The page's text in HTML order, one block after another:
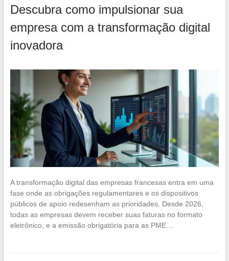
Descubra como impulsionar sua
empresa com a transformação digital
inovadora
A transformação digital das empresas francesas entra em uma
fase onde as obrigações regulamentares e os dispositivos
públicos de apoio redesenham as prioridades. Desde 2026,
todas as empresas devem receber suas faturas no formato
eletrônico, e a emissão obrigatória para as PME…